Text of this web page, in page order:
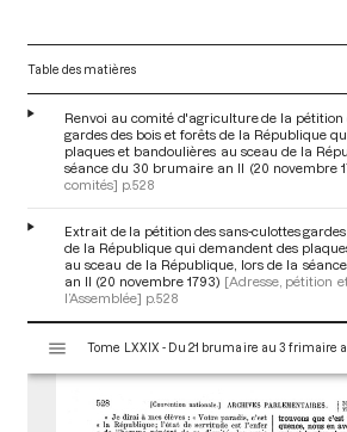
Table des matières
Renvoi au comité d'agriculture de la pétition
gardes des bois et forêts de la République
plaques et bandoulières au sceau de la
séance du 30 brumaire an II (20 novembre
comités] p.528
Extrait de la pétition des sans-culottes
de la République qui demandent des
au sceau de la République, lors de la
an II (20 novembre 1793) [Adresse, pétition
l’Assemblée] p.528
s